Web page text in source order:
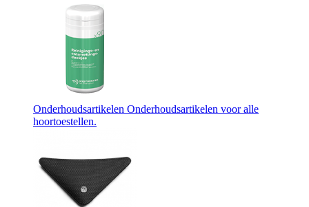
Onderhoudsartikelen Onderhoudsartikelen voor alle
hoortoestellen.